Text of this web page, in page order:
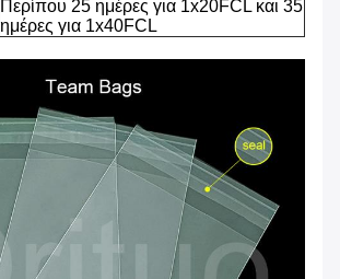
Περίπου 25 ημέρες για 1x20FCL και 35
ημέρες για 1x40FCL